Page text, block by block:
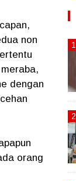
non
dengan
orang